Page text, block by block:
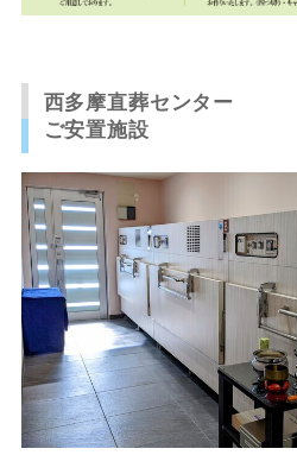
西多摩直葬センター
ご安置施設